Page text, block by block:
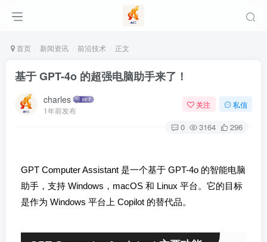
首页 新闻资讯 前沿技术 正文
基于 GPT-4o 的超强电脑助手来了！
charles
1年前发布
关注 私信
0 3164 296
GPT Computer Assistant 是一个基于 GPT-4o 的智能电脑
助手，支持 Windows，macOS 和 Linux 平台。它的目标
是作为 Windows 平台上 Copilot 的替代品。